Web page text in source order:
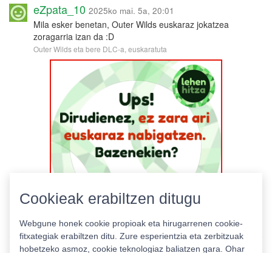
eZpata_10 2025ko mai. 5a, 20:01
Mila esker benetan, Outer Wilds euskaraz jokatzea
zoragarria izan da :D
Outer Wilds eta bere DLC-a, euskaratuta
Cookieak erabiltzen ditugu
Webgune honek cookie propioak eta hirugarrenen cookie-
fitxategiak erabiltzen ditu. Zure esperientzia eta zerbitzuak
hobetzeko asmoz, cookie teknologiaz baliatzen gara. Ohar